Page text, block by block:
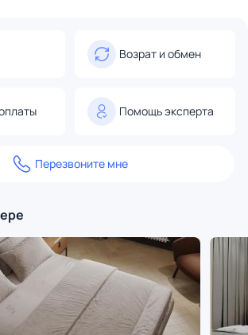
Возрат и обмен
Помощь эксперта
Перезвоните мне